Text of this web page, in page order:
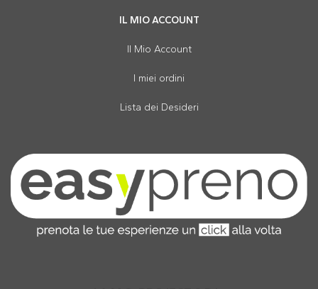
IL MIO ACCOUNT
Il Mio Account
I miei ordini
Lista dei Desideri